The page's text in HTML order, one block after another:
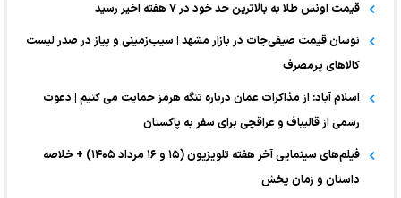
قیمت اونس طلا به بالاترین حد خود در ۷ هفته اخیر رسید
نوسان قیمت صیفی‌جات در بازار مشهد | سیب‌زمینی و پیاز در صدر لیست
کالا‌های پرمصرف
اسلام آباد: از مذاکرات عمان درباره تنگه هرمز حمایت می کنیم | دعوت
رسمی از قالیباف و عراقچی برای سفر به پاکستان
فیلم‌های سینمایی آخر هفته تلویزیون (۱۵ و ۱۶ مرداد ۱۴۰۵) + خلاصه
داستان و زمان پخش